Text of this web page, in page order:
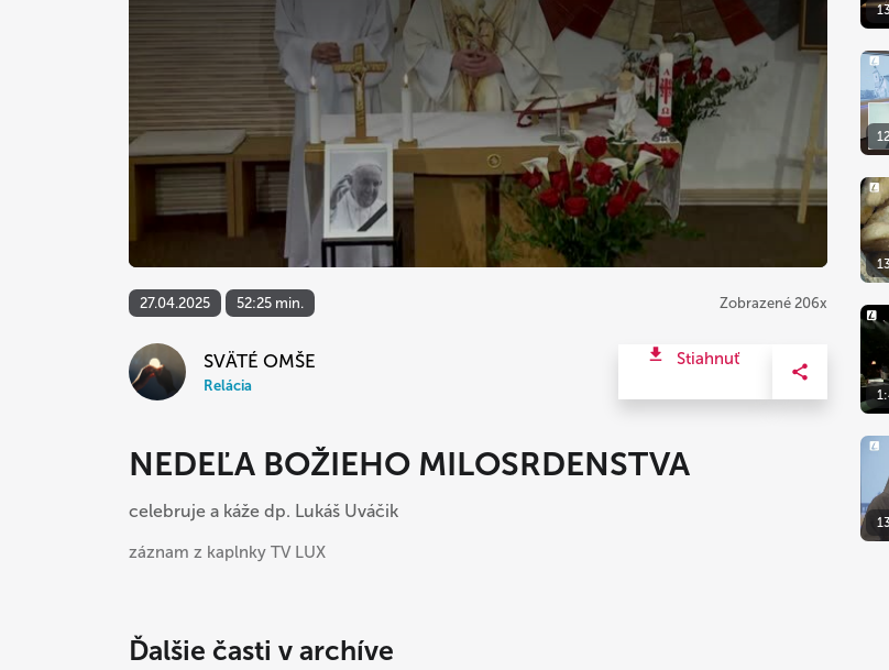
27.04.2025 52:25 min. Zobrazené 206x
SVÄTÉ OMŠE
Relácia
Stiahnuť
NEDEĽA BOŽIEHO MILOSRDENSTVA
celebruje a káže dp. Lukáš Uváčik
záznam z kaplnky TV LUX
Ďalšie časti v archíve